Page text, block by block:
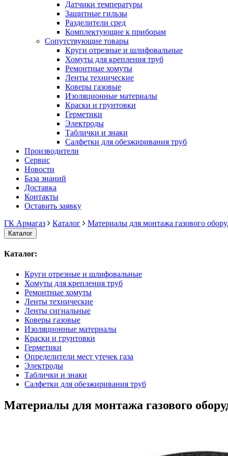
Датчики температуры
Защитные гильзы
Разделители сред
Комплектующие к приборам
Сопутствующие товары
Круги отрезные и шлифовальные
Хомуты для крепления труб
Ремонтные хомуты
Ленты технические
Коверы газовые
Изоляционные материалы
Краски и грунтовки
Герметики
Электроды
Таблички и знаки
Салфетки для обезжиривания труб
Производители
Сервис
Новости
База знаний
Доставка
Контакты
Оставить заявку
ГК Армагаз
Каталог Материалы для монтажа газового
Каталог
Каталог:
Круги отрезные и шлифовальные
Хомуты для крепления труб
Ремонтные хомуты
Ленты технические
Ленты сигнальные
Коверы газовые
Изоляционные материалы
Краски и грунтовки
Герметики
Определители мест утечек газа
Электроды
Таблички и знаки
Салфетки для обезжиривания труб
Материалы для монтажа газового